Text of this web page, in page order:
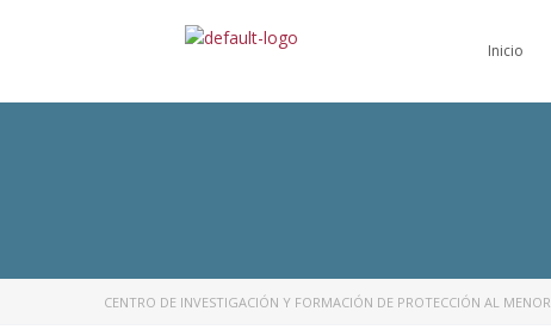
Inicio
CENTRO DE INVESTIGACIÓN Y FORMACIÓN DE PROTECCIÓN AL MENOR